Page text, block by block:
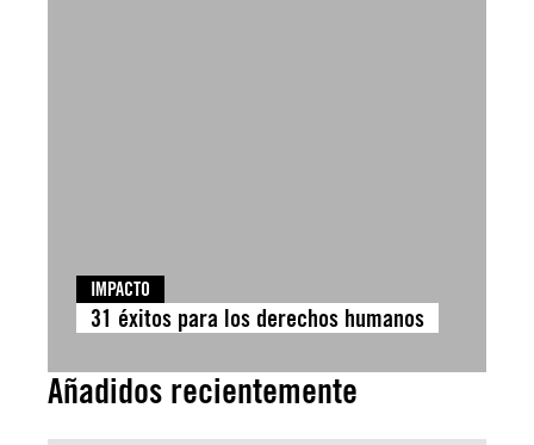
IMPACTO
31 éxitos para los derechos humanos
Añadidos recientemente